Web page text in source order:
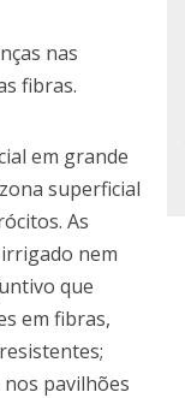
nas
fibras.
em grande
superficial
As
nem
que
em fibras,
pavilhões